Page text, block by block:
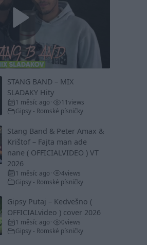
Play
Video
STANG BAND – MIX
SLADAKY Hity
1 měsíc ago 11views
Gipsy - Romské písničky
Stang Band & Peter Amax &
Krištof – Fajta man ade
nane ( OFFICIALVIDEO ) VT
2026
1 měsíc ago 4views
Gipsy - Romské písničky
Gipsy Putaj – Kedvešno (
OFFICIALvideo ) cover 2026
1 měsíc ago 0views
Gipsy - Romské písničky